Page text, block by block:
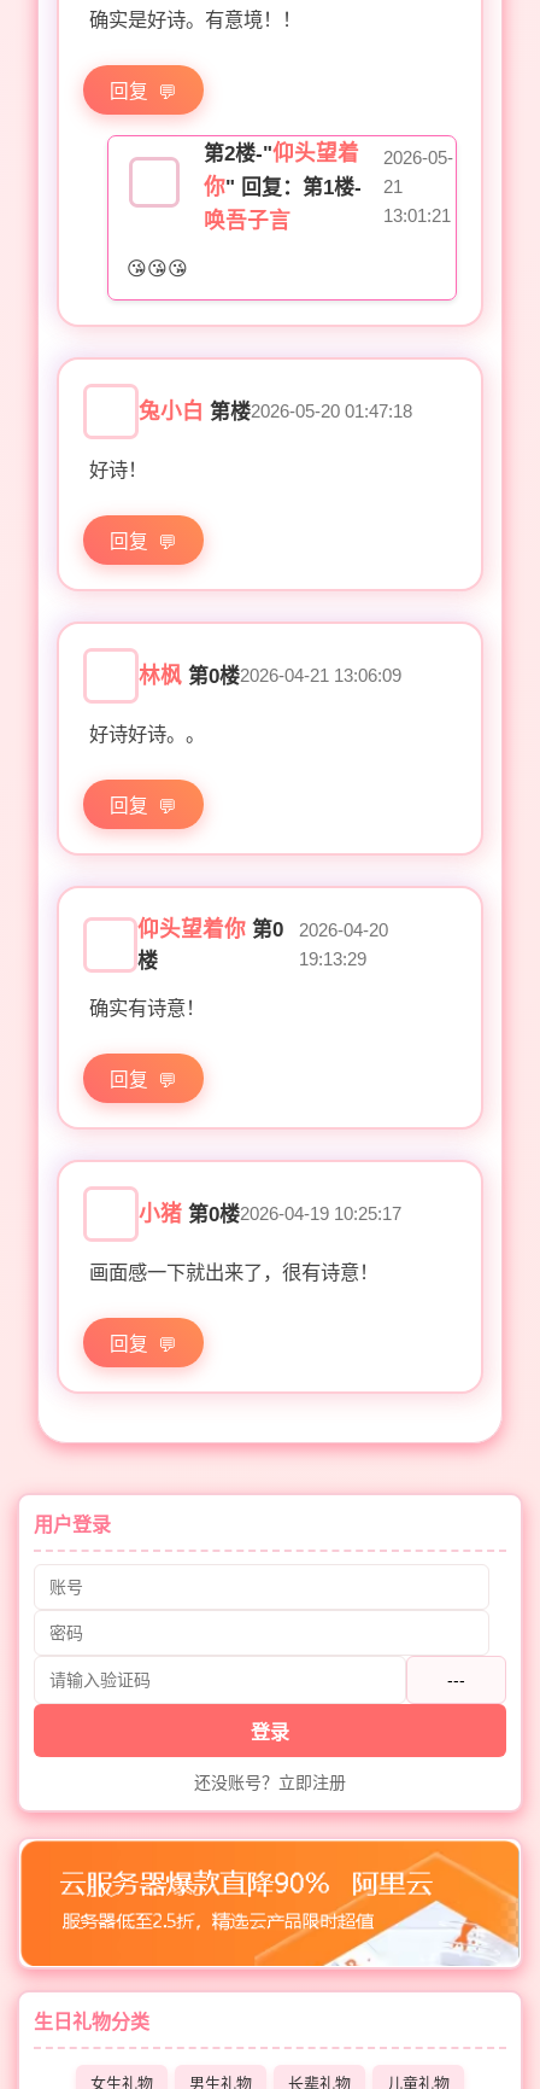
确实是好诗。有意境！！
回复
第2楼-"仰头望着
你" 回复：第1楼-
唤吾子言
2026-05-
21
13:01:21
😘😘😘
兔小白 第楼2026-05-20 01:47:18
好诗！
回复
林枫 第0楼2026-04-21 13:06:09
好诗好诗。。
回复
仰头望着你 第0
楼
2026-04-20
19:13:29
确实有诗意！
回复
小猪 第0楼2026-04-19 10:25:17
画面感一下就出来了，很有诗意！
回复
用户登录
---
登录
还没账号？立即注册
生日礼物分类
女生礼物 男生礼物 长辈礼物 儿童礼物